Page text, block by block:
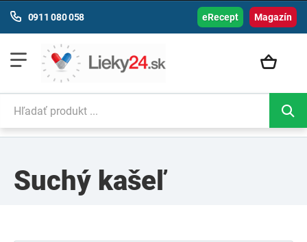
Magazín
0911 080 058 eRecept
Suchý kašeľ